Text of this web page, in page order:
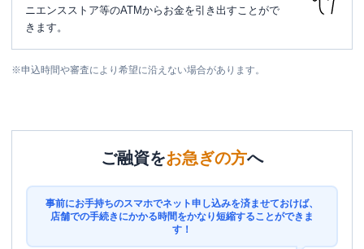
ニエンスストア等のATMからお金を引き出すことがで
きます。
※申込時間や審査により希望に沿えない場合があります。
ご融資をお急ぎの方へ
事前にお手持ちのスマホでネット申し込みを済ませておけば、
店舗での手続きにかかる時間をかなり短縮することができま
す！